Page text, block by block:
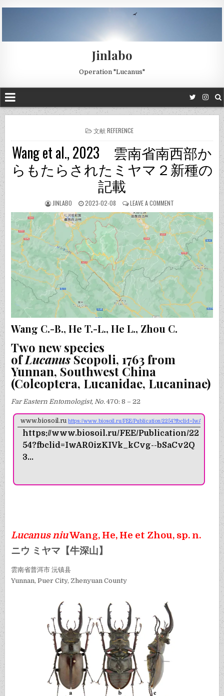
Jinlabo
Operation "Lucanus"
POSTED
IN
文献 REFERENCE
Wang et al., 2023 雲南省南西部か
らもたらされたミヤマ２新種の
記載
JINLABO 2023-02-08 LEAVE A COMMENT
Wang C.-B., He T.-L., He L., Zhou C.
Two new species
ofLucanusScopoli, 1763 from
Yunnan, Southwest China
(Coleoptera, Lucanidae, Lucaninae)
Far Eastern Entomologist, No.470: 8 – 22
www.biosoil.ru https://www.biosoil.ru/FEE/Publication/
https://www.biosoil.ru/FEE/Publication/22
54?fbclid=IwAR0izKIVk_kCvg--bSaCv2Q
3...
Lucanus niuWang, He, He et Zhou, sp. n.
ニウ ミヤマ【牛深山】
雲南省普洱市 沅镇县
Yunnan, Puer City, Zhenyuan County